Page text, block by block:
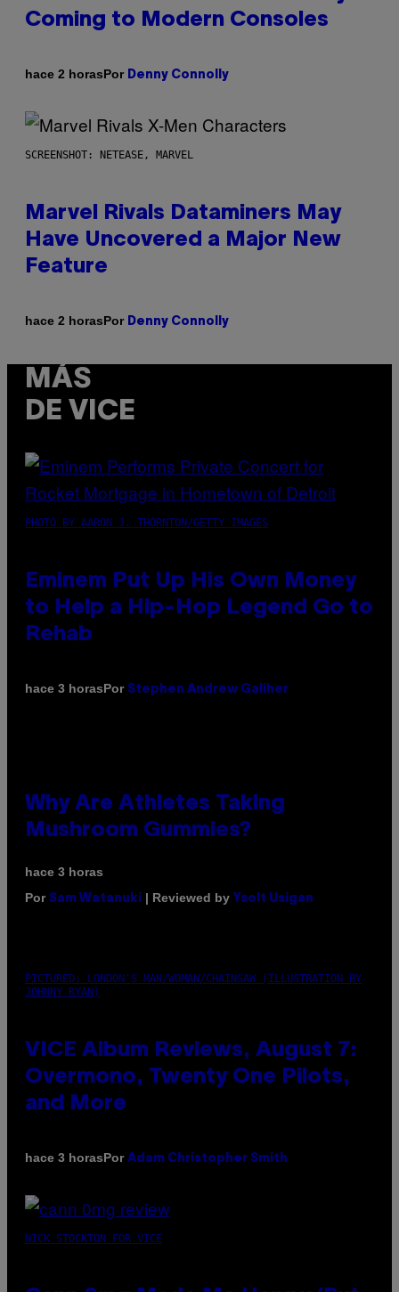
Coming to Modern Consoles
hace 2 horasPor Denny Connolly
SCREENSHOT: NETEASE, MARVEL
Marvel Rivals Dataminers May
Have Uncovered a Major New
Feature
hace 2 horasPor Denny Connolly
MÁS
DE VICE
PHOTO BY AARON J. THORNTON/GETTY IMAGES
Eminem Put Up His Own Money
to Help a Hip-Hop Legend Go to
Rehab
hace 3 horasPor Stephen Andrew Galiher
Why Are Athletes Taking
Mushroom Gummies?
hace 3 horas
Por Sam Watanuki | Reviewed by Ysolt Usigan
PICTURED: LONDON'S MAN/WOMAN/CHAINSAW (ILLUSTRATION BY
JOHNNY RYAN)
VICE Album Reviews, August 7:
Overmono, Twenty One Pilots,
and More
hace 3 horasPor Adam Christopher Smith
NICK STOCKTON FOR VICE